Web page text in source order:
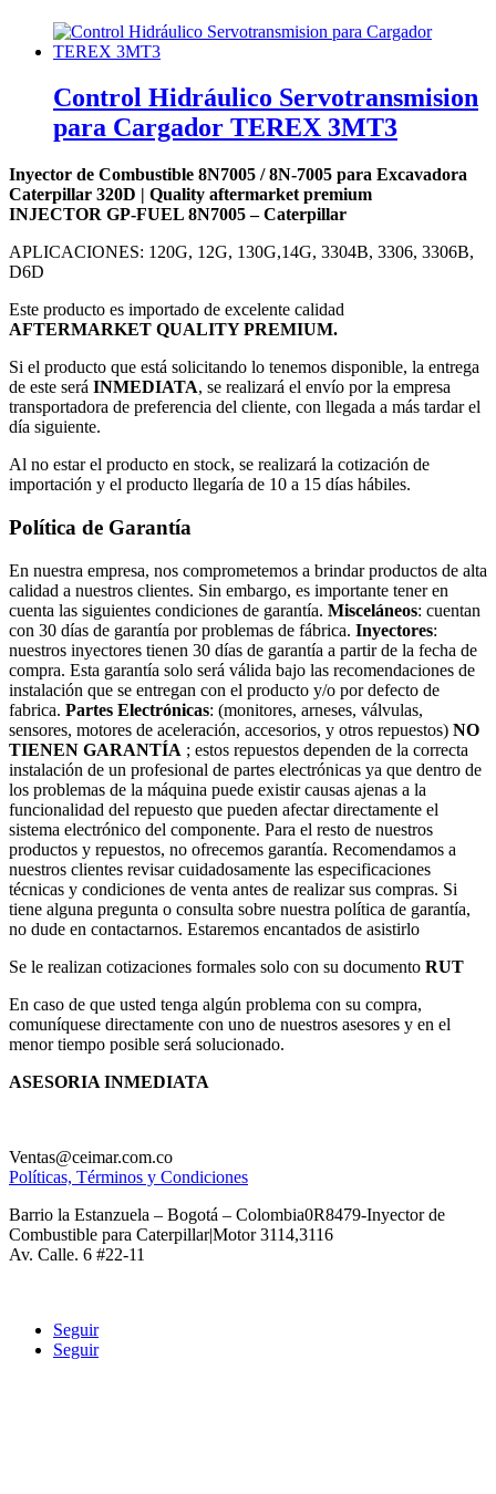
Control Hidráulico Servotransmision
para Cargador TEREX 3MT3
Inyector de Combustible 8N7005 / 8N-7005 para Excavadora
Caterpillar 320D | Quality aftermarket premium
INJECTOR GP-FUEL 8N7005 – Caterpillar
APLICACIONES: 120G, 12G, 130G,14G, 3304B, 3306, 3306B,
D6D
Este producto es importado de excelente calidad
AFTERMARKET QUALITY PREMIUM.
Si el producto que está solicitando lo tenemos disponible, la entrega
de este será INMEDIATA, se realizará el envío por la empresa
transportadora de preferencia del cliente, con llegada a más tardar el
día siguiente.
Al no estar el producto en stock, se realizará la cotización de
importación y el producto llegaría de 10 a 15 días hábiles.
Política de Garantía
En nuestra empresa, nos comprometemos a brindar productos de alta
calidad a nuestros clientes. Sin embargo, es importante tener en
cuenta las siguientes condiciones de garantía. Misceláneos: cuentan
con 30 días de garantía por problemas de fábrica. Inyectores:
nuestros inyectores tienen 30 días de garantía a partir de la fecha de
compra. Esta garantía solo será válida bajo las recomendaciones de
instalación que se entregan con el producto y/o por defecto de
fabrica. Partes Electrónicas: (monitores, arneses, válvulas,
sensores, motores de aceleración, accesorios, y otros repuestos) NO
TIENEN GARANTÍA ; estos repuestos dependen de la correcta
instalación de un profesional de partes electrónicas ya que dentro de
los problemas de la máquina puede existir causas ajenas a la
funcionalidad del repuesto que pueden afectar directamente el
sistema electrónico del componente. Para el resto de nuestros
productos y repuestos, no ofrecemos garantía. Recomendamos a
nuestros clientes revisar cuidadosamente las especificaciones
técnicas y condiciones de venta antes de realizar sus compras. Si
tiene alguna pregunta o consulta sobre nuestra política de garantía,
no dude en contactarnos. Estaremos encantados de asistirlo
Se le realizan cotizaciones formales solo con su documento RUT
En caso de que usted tenga algún problema con su compra,
comuníquese directamente con uno de nuestros asesores y en el
menor tiempo posible será solucionado.
ASESORIA INMEDIATA
Ventas@ceimar.com.co
Políticas, Términos y Condiciones
Barrio la Estanzuela – Bogotá – Colombia0R8479-Inyector de
Combustible para Caterpillar|Motor 3114,3116
Av. Calle. 6 #22-11
Seguir
Seguir